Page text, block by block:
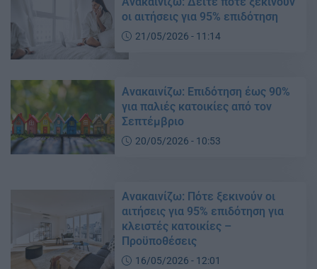
οι αιτήσεις για 95% επιδότηση
21/05/2026 - 11:14
Ανακαινίζω: Eπιδότηση έως 90%
για παλιές κατοικίες από τον
Σεπτέμβριο
20/05/2026 - 10:53
Ανακαινίζω: Πότε ξεκινούν οι
αιτήσεις για 95% επιδότηση για
κλειστές κατοικίες –
Προϋποθέσεις
16/05/2026 - 12:01